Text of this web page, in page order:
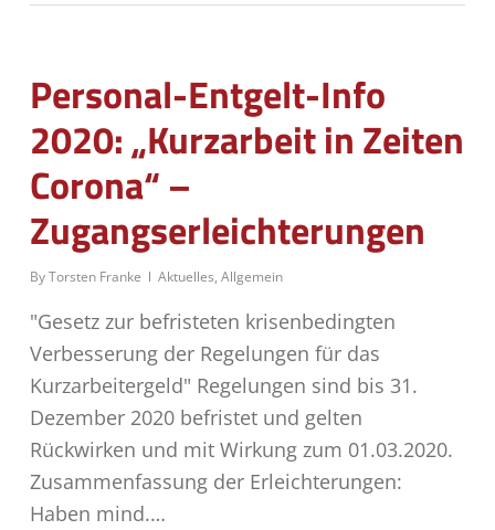
Personal-Entgelt-Info
2020: „Kurzarbeit in Zeiten
Corona“ –
Zugangserleichterungen
ByTorsten Franke Aktuelles, Allgemein
"Gesetz zur befristeten krisenbedingten
Verbesserung der Regelungen für das
Kurzarbeitergeld" Regelungen sind bis 31.
Dezember 2020 befristet und gelten
Rückwirken und mit Wirkung zum 01.03.2020.
Zusammenfassung der Erleichterungen:
Haben mind.…